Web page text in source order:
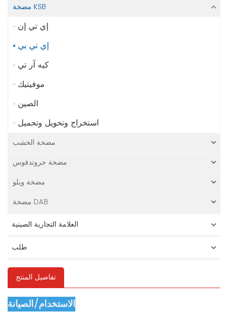
مضخة KSB
إي تي إن
إي تي بي
كيه آر تي
موفيتيك
الصين
استخراج وتحويل وتحميل
مضخة الخشب
مضخة جروندفوس
مضخة ويلو
مضخة DAB
العلامة التجارية الصينية
طلب
تفاصيل المنتج
الاستخدام/الصيانة